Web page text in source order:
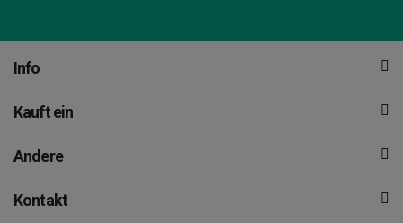
Info
Kauft ein
Andere
Kontakt